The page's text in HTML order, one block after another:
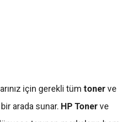
için gerekli tüm tonerve
arada sunar. HP Tonerve